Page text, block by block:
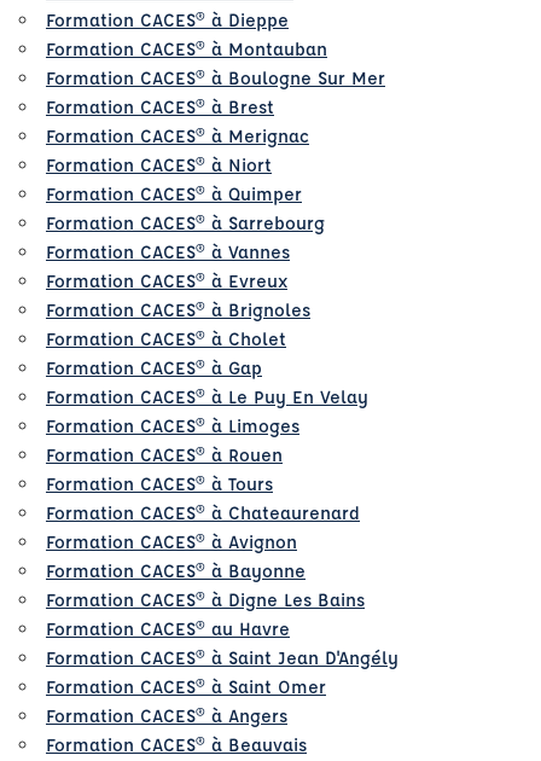
Formation CACES® à Dieppe
Formation CACES® à Montauban
Formation CACES® à Boulogne Sur Mer
Formation CACES® à Brest
Formation CACES® à Merignac
Formation CACES® à Niort
Formation CACES® à Quimper
Formation CACES® à Sarrebourg
Formation CACES® à Vannes
Formation CACES® à Evreux
Formation CACES® à Brignoles
Formation CACES® à Cholet
Formation CACES® à Gap
Formation CACES® à Le Puy En Velay
Formation CACES® à Limoges
Formation CACES® à Rouen
Formation CACES® à Tours
Formation CACES® à Chateaurenard
Formation CACES® à Avignon
Formation CACES® à Bayonne
Formation CACES® à Digne Les Bains
Formation CACES® au Havre
Formation CACES® à Saint Jean D'Angély
Formation CACES® à Saint Omer
Formation CACES® à Angers
Formation CACES® à Beauvais